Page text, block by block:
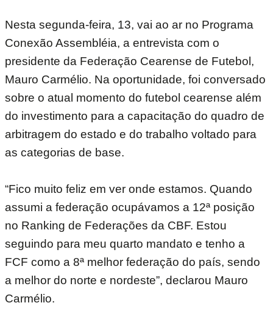
Nesta segunda-feira, 13, vai ao ar no Programa
Conexão Assembléia, a entrevista com o
presidente da Federação Cearense de Futebol,
Mauro Carmélio. Na oportunidade, foi conversado
sobre o atual momento do futebol cearense além
do investimento para a capacitação do quadro de
arbitragem do estado e do trabalho voltado para
as categorias de base.
“Fico muito feliz em ver onde estamos. Quando
assumi a federação ocupávamos a 12ª posição
no Ranking de Federações da CBF. Estou
seguindo para meu quarto mandato e tenho a
FCF como a 8ª melhor federação do país, sendo
a melhor do norte e nordeste”, declarou Mauro
Carmélio.